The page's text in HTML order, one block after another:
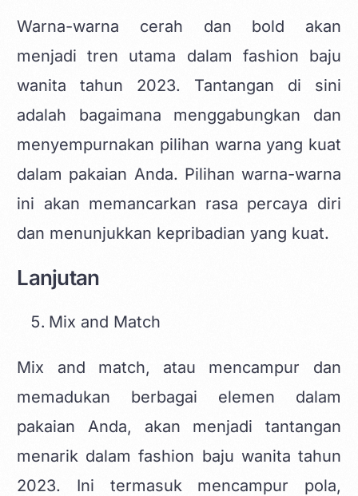
Warna-warna cerah dan bold akan
menjadi tren utama dalam fashion baju
wanita tahun 2023. Tantangan di sini
adalah bagaimana menggabungkan dan
menyempurnakan pilihan warna yang kuat
dalam pakaian Anda. Pilihan warna-warna
ini akan memancarkan rasa percaya diri
dan menunjukkan kepribadian yang kuat.
Lanjutan
Mix and Match
Mix and match, atau mencampur dan
memadukan berbagai elemen dalam
pakaian Anda, akan menjadi tantangan
menarik dalam fashion baju wanita tahun
2023. Ini termasuk mencampur pola,